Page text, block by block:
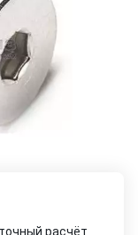
расчёт